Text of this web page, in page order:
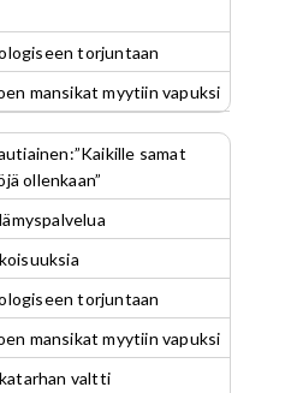
torjuntaan
mansikat myytiin vapuksi
samat
ollenkaan”
torjuntaan
mansikat myytiin vapuksi
valtti